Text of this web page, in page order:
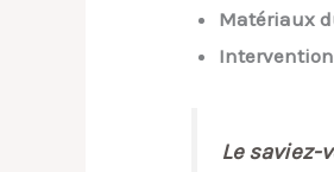
Matériaux
Le saviez-